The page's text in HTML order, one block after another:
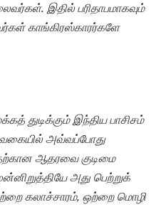
இதில் பரிதாபமாகவும்
காங்கிரஸ்காரர்களே
துடிக்கும் இந்திய பாசிசம்
அவ்வப்போது
ஆதரவை குடிமை
அது பெற்றுக்
கலாச்சாரம், ஒற்றை மொழி